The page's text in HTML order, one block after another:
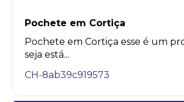
Pochete em Cortiça
Pochete em Cortiça esse é um
seja está...
CH-8ab39c919573